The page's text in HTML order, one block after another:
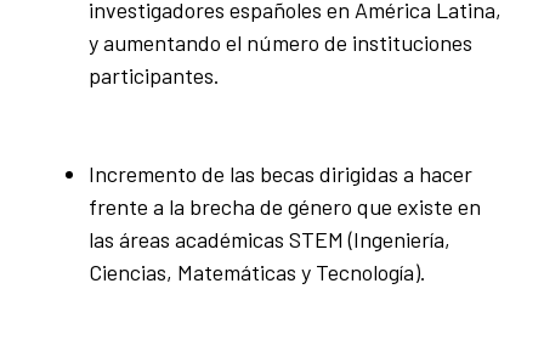
investigadores españoles en América Latina,
y aumentando el número de instituciones
participantes.
Incremento de las becas dirigidas a hacer
frente a la brecha de género que existe en
las áreas académicas STEM (Ingeniería,
Ciencias, Matemáticas y Tecnología).